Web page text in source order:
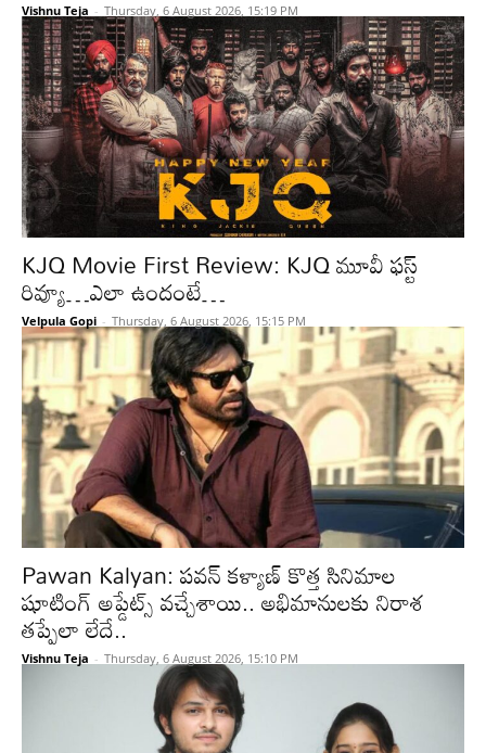
Vishnu Teja - Thursday, 6 August 2026, 15:19 PM
KJQ Movie First Review: KJQ మూవీ ఫస్ట్
రివ్యూ…ఎలా ఉందంటే…
Velpula Gopi - Thursday, 6 August 2026, 15:15 PM
Pawan Kalyan: పవన్ కళ్యాణ్ కొత్త సినిమాల
షూటింగ్ అప్డేట్స్ వచ్చేశాయి.. అభిమానులకు నిరాశ
తప్పేలా లేదే..
Vishnu Teja - Thursday, 6 August 2026, 15:10 PM